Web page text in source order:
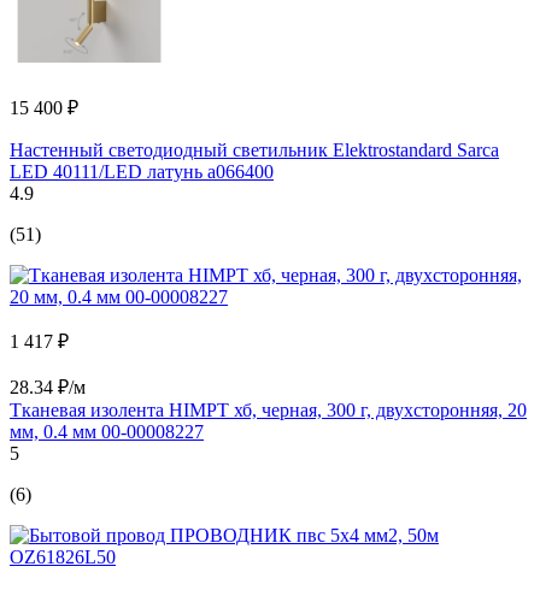
15 400 ₽
Настенный светодиодный светильник Elektrostandard Sarca
LED 40111/LED латунь a066400
4.9
(51)
1 417 ₽
28.34 ₽/м
Тканевая изолента HIMPT хб, черная, 300 г, двухсторонняя, 20
мм, 0.4 мм 00-00008227
5
(6)